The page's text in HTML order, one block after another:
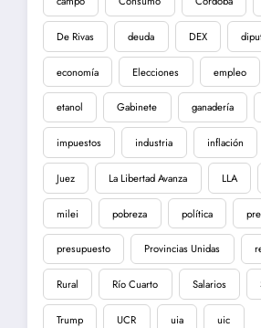
De Rivas deuda DEX
economía Elecciones empleo
etanol Gabinete ganadería
impuestos industria inflación
Juez La Libertad Avanza LLA
milei pobreza política
presupuesto Provincias Unidas
Rural Río Cuarto Salarios
Trump UCR uia uic